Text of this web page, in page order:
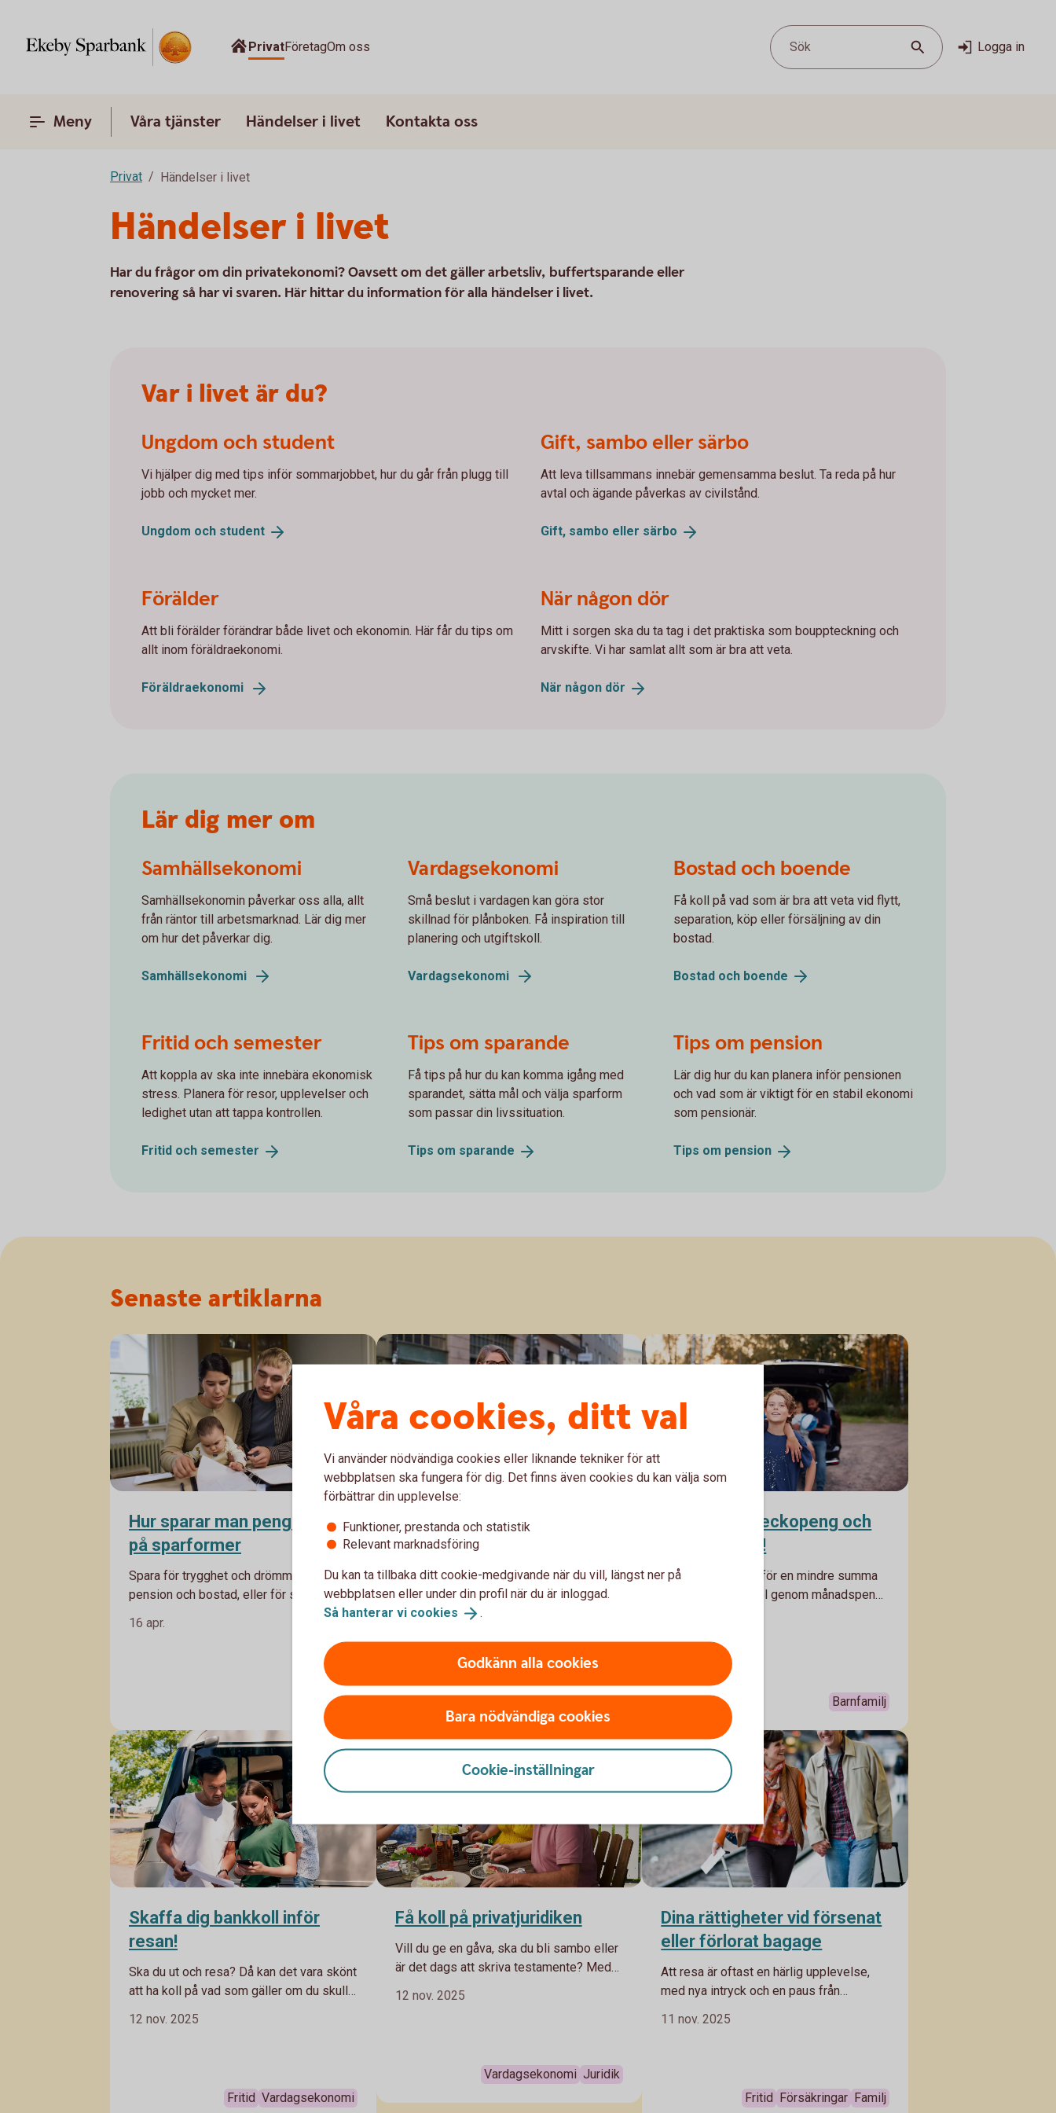
PrivatFöretagOm oss Sök Logga in
Meny Våra tjänster Händelser i livet Kontakta oss
Privat Händelser i livet
Händelser i livet
Har du frågor om din privatekonomi? Oavsett om det gäller arbetsliv, buffertsparande eller
renovering så har vi svaren. Här hittar du information för alla händelser i livet.
Var i livet är du?
Ungdom och student
Vi hjälper dig med tips inför sommarjobbet, hur du går från plugg till
jobb och mycket mer.
Ungdom och student
Gift, sambo eller särbo
Att leva tillsammans innebär gemensamma beslut. Ta reda på hur
avtal och ägande påverkas av civilstånd.
Gift, sambo eller särbo
Förälder
Att bli förälder förändrar både livet och ekonomin. Här får du tips om
allt inom föräldraekonomi.
Föräldraekonomi
När någon dör
Mitt i sorgen ska du ta tag i det praktiska som bouppteckning och
arvskifte. Vi har samlat allt som är bra att veta.
När någon dör
Lär dig mer om
Samhällsekonomi
Samhällsekonomin påverkar oss alla, allt
från räntor till arbetsmarknad. Lär dig mer
om hur det påverkar dig.
Samhällsekonomi
Vardagsekonomi
Små beslut i vardagen kan göra stor
skillnad för plånboken. Få inspiration till
planering och utgiftskoll.
Vardagsekonomi
Bostad och boende
Få koll på vad som är bra att veta vid flytt,
separation, köp eller försäljning av din
bostad.
Bostad och boende
Fritid och semester
Att koppla av ska inte innebära ekonomisk
stress. Planera för resor, upplevelser och
ledighet utan att tappa kontrollen.
Fritid och semester
Tips om sparande
Få tips på hur du kan komma igång med
sparandet, sätta mål och välja sparform
som passar din livssituation.
Tips om sparande
Tips om pension
Lär dig hur du kan planera inför pensionen
och vad som är viktigt för en stabil ekonomi
som pensionär.
Tips om pension
Senaste artiklarna
Hur sparar man pengar? Tips
på sparformer
Spara för trygghet och drömmar, för
pension och bostad, eller för semester
och ny soffa - ofta har vi flera olika mål
med vårt sparande. Därför kan det vara
klokt att spara i olika sparformer. Häng
med, Madelén Falkenhäll, Swedbanks
16 apr.
Sparande
Pensionstips till dig som är i
30-årsåldern
Många som är i 30-årsåldern har hunnit
jobba ett antal år, och även om pensionen
ännu inte är nära, finns den nog mer på
Sju tips om veckopeng och
månadspeng!
Att få eget ansvar för en mindre summa
pengar, till exempel genom månadspeng,
begränsade resurser. Det ger också en
bra grund till att kunna sköta sin ekonomi
som vuxen. Här får du tips som bäddar
för en bra start.
Barnfamilj
Skaffa dig bankkoll inför
resan!
Ska du ut och resa? Då kan det vara skönt
att ha koll på vad som gäller om du skulle
12 nov. 2025
Fritid Vardagsekonomi
Få koll på privatjuridiken
Vill du ge en gåva, ska du bli sambo eller
är det dags att skriva testamente? Med
problem. Här är några privatjuridiska
12 nov. 2025
Vardagsekonomi Juridik
Dina rättigheter vid försenat
eller förlorat bagage
Att resa är oftast en härlig upplevelse,
med nya intryck och en paus från
med försenade flyg och bagage som inte
det påverka hela resan. Då är det bra att
veta vilka rättigheter du har och vilken
11 nov. 2025
Fritid Försäkringar Familj
Våra cookies, ditt val
Vi använder nödvändiga cookies eller liknande tekniker för att
webbplatsen ska fungera för dig. Det finns även cookies du kan välja som
förbättrar din upplevelse:
Funktioner, prestanda och statistik
Relevant marknadsföring
Du kan ta tillbaka ditt cookie-medgivande när du vill, längst ner på
webbplatsen eller under din profil när du är inloggad.
Så hanterar vi cookies .
Godkänn alla cookies
Bara nödvändiga cookies
Cookie-inställningar